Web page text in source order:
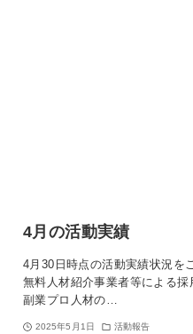
4月の活動実績
4月30日時点の活動実績状況
無料人材紹介事業者等による
副業プロ人材の…
2025年5月1日 活動報告